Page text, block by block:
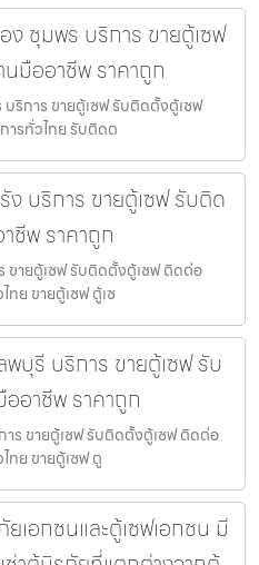
ชุมพร บริการ ขายตู้เซฟ
มืออาชีพ ราคาถูก
ริการ ขายตู้เซฟ รับติดตั้งตู้เซฟ
ารทั่วไทย รับติดต
ง บริการ ขายตู้เซฟ รับติด
ชีพ ราคาถูก
ขายตู้เซฟ รับติดตั้งตู้เซฟ ติดต่อ
ย ขายตู้เซฟ ตู้เซ
บุรี บริการ ขายตู้เซฟ รับ
อาชีพ ราคาถูก
าร ขายตู้เซฟ รับติดตั้งตู้เซฟ ติดต่อ
ทย ขายตู้เซฟ ตู
เอกชนและตู้เซฟเอกชน มี